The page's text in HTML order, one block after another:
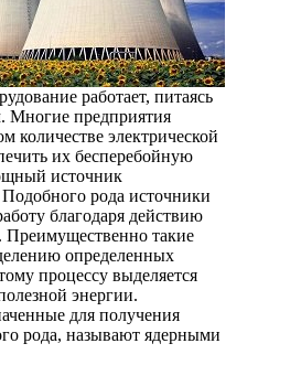
работает, питаясь
Многие предприятия
количестве электрической
их бесперебойную
источник
Подобного рода источники
благодаря действию
Преимущественно такие
определенных
процессу выделяется
энергии.
для получения
рода, называют ядерными